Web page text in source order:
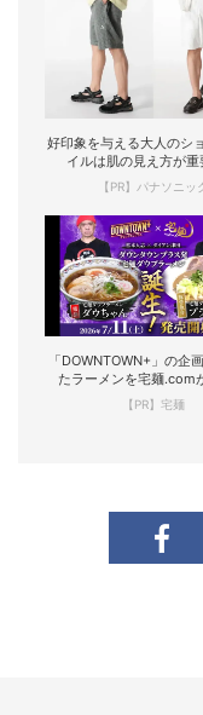
好印象を与える大人のシ
イルは肌の見え方が重
【PR】パナソニッ
「DOWNTOWN+」の企
たラーメンを宅麺.com
現！
【PR】宅麺